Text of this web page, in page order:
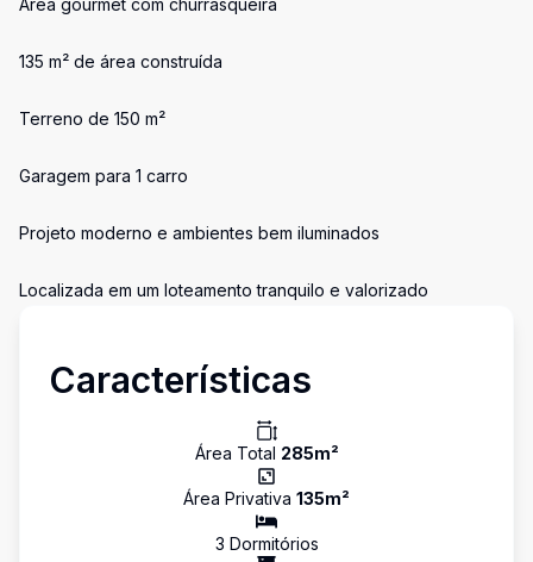
Área gourmet com churrasqueira
135 m² de área construída
Terreno de 150 m²
Garagem para 1 carro
Projeto moderno e ambientes bem iluminados
Localizada em um loteamento tranquilo e valorizado
Características
Área Total 285m²
Área Privativa 135m²
3 Dormitórios